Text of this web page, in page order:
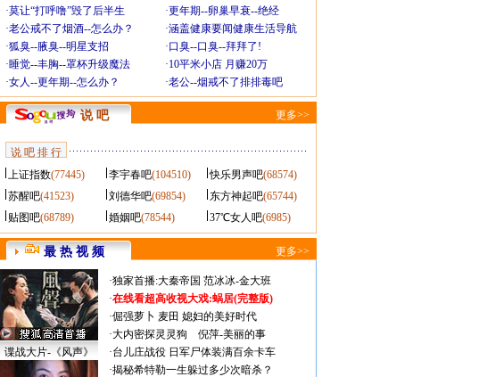
·莫让“打呼噜”毁了后半生 ·更年期--卵巢早衰--绝经
·老公戒不了烟酒--怎么办？ ·涵盖健康要闻健康生活导航
·狐臭--腋臭--明星支招 ·口臭--口臭--拜拜了!
·睡觉--丰胸--罩杯升级魔法 ·10平米小店 月赚20万
·女人--更年期--怎么办？ ·老公--烟戒不了排排毒吧
说 吧 更多>>
说 吧 排 行
上证指数(77445) 李宇春吧(104510) 快乐男声吧(68574)
苏醒吧(41523) 刘德华吧(69854) 东方神起吧(65744)
贴图吧(68789) 婚姻吧(78544) 37℃女人吧(6985)
最 热 视 频 更多>>
谍战大片-《风声》
·独家首播:大秦帝国 范冰冰-金大班
·在线看超高收视大戏:蜗居(完整版)
·倔强萝卜 麦田 媳妇的美好时代
·大内密探灵灵狗
倪萍-美丽的事
·台儿庄战役 日军尸体装满百余卡车
·揭秘希特勒一生躲过多少次暗杀？